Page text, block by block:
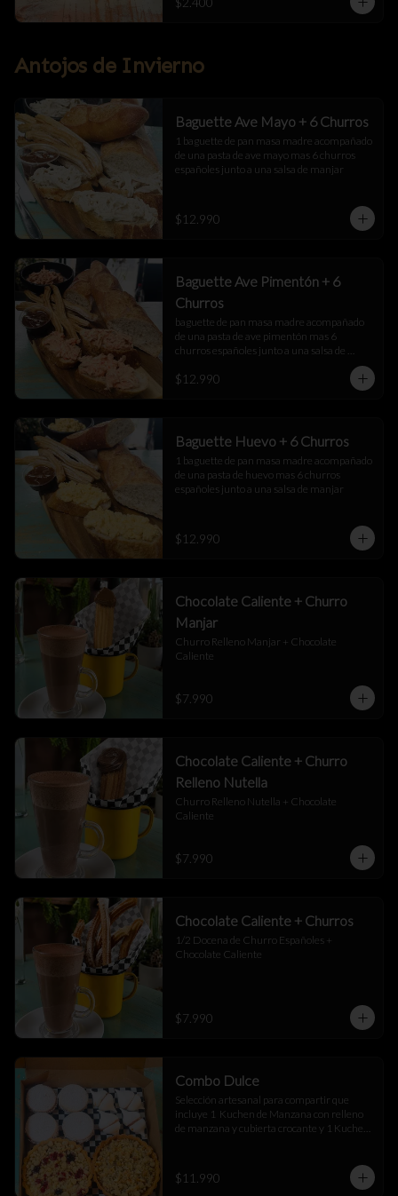
Antojos de Invierno
Baguette Ave Mayo + 6 Churros
1 baguette de pan masa madre acompañado
de una pasta de ave mayo mas 6 churros
españoles junto a una salsa de manjar
$12.990
Baguette Ave Pimentón + 6
Churros
baguette de pan masa madre acompañado
de una pasta de ave pimentón mas 6
churros españoles junto a una salsa de
$12.990
Baguette Huevo + 6 Churros
1 baguette de pan masa madre acompañado
de una pasta de huevo mas 6 churros
españoles junto a una salsa de manjar
$12.990
Chocolate Caliente + Churro
Manjar
Churro Relleno Manjar + Chocolate
Caliente
$7.990
Chocolate Caliente + Churro
Relleno Nutella
Churro Relleno Nutella + Chocolate
Caliente
$7.990
Chocolate Caliente + Churros
1/2 Docena de Churro Españoles +
Chocolate Caliente
$7.990
Combo Dulce
Selección artesanal para compartir que
incluye 1  Kuchen de Manzana con relleno
de manzana y cubierta crocante y 1 Kuchen
alfajores de maicena rellenos de manjar
$11.990